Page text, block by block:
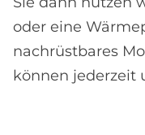
oder eine
nachrüstbares
können jederzeit